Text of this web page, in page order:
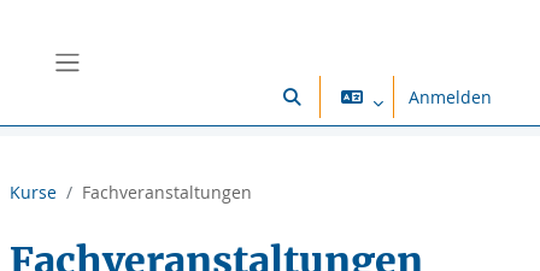
Sucheingabe umschalten
Anmelden
Kurse Fachveranstaltungen
Fachveranstaltungen